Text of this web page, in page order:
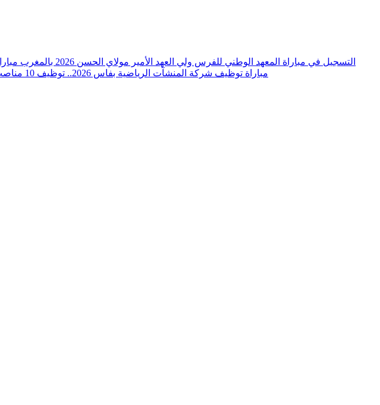
التسجيل في مباراة المعهد الوطني للفرس ولي العهد الأمير مولاي الحسن 2026 بالمغرب
مباراة توظيف شركة المنشآت الرياضية بفاس 2026.. توظيف 10 مناصب جديدة